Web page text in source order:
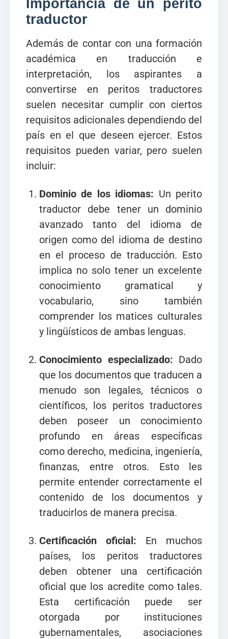
Importancia de un perito
traductor
Además de contar con una formación
académica en traducción e
interpretación, los aspirantes a
convertirse en peritos traductores
suelen necesitar cumplir con ciertos
requisitos adicionales dependiendo del
país en el que deseen ejercer. Estos
requisitos pueden variar, pero suelen
incluir:
Dominio de los idiomas: Un perito
traductor debe tener un dominio
avanzado tanto del idioma de
origen como del idioma de destino
en el proceso de traducción. Esto
implica no solo tener un excelente
conocimiento gramatical y
vocabulario, sino también
comprender los matices culturales
y lingüísticos de ambas lenguas.
Conocimiento especializado: Dado
que los documentos que traducen a
menudo son legales, técnicos o
científicos, los peritos traductores
deben poseer un conocimiento
profundo en áreas específicas
como derecho, medicina, ingeniería,
finanzas, entre otros. Esto les
permite entender correctamente el
contenido de los documentos y
traducirlos de manera precisa.
Certificación oficial: En muchos
países, los peritos traductores
deben obtener una certificación
oficial que los acredite como tales.
Esta certificación puede ser
otorgada por instituciones
gubernamentales, asociaciones